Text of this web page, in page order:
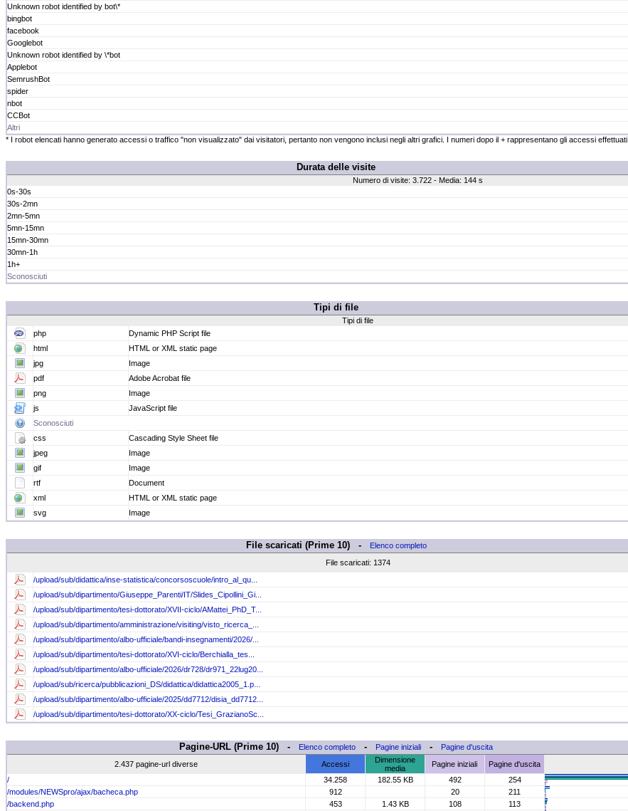
Unknown robot identified by bot\*
bingbot
facebook
Googlebot
Unknown robot identified by \*bot
Applebot
SemrushBot
spider
nbot
CCBot
Altri
* I robot elencati hanno generato accessi o traffico "non visualizzato" dai visitatori, pertanto non vengono inclusi negli altri grafici. I numeri dopo il + rappresentano gli accessi
Durata delle visite
Numero di visite: 3.722 - Media: 144 s
0s-30s
30s-2mn
2mn-5mn
5mn-15mn
15mn-30mn
30mn-1h
1h+
Sconosciuti
Tipi di file
Tipi di file
php
Dynamic PHP Script file
html
HTML or XML static page
jpg
Image
pdf
Adobe Acrobat file
png
Image
js
JavaScript file
Sconosciuti
css
Cascading Style Sheet file
jpeg
Image
gif
Image
rtf
Document
xml
HTML or XML static page
svg
Image
File scaricati (Prime 10) -
Elenco completo
File scaricati: 1374
/upload/sub/didattica/inse-statistica/concorsoscuole/intro_al_qu...
/upload/sub/dipartimento/Giuseppe_Parenti/IT/Slides_Cipollini_Gi...
/upload/sub/dipartimento/tesi-dottorato/XVII-ciclo/AMattei_PhD_T...
/upload/sub/dipartimento/amministrazione/visiting/visto_ricerca_...
/upload/sub/dipartimento/albo-ufficiale/bandi-insegnamenti/2026/...
/upload/sub/dipartimento/tesi-dottorato/XVI-ciclo/Berchialla_tes...
/upload/sub/dipartimento/albo-ufficiale/2026/dr728/dr971_22lug20...
/upload/sub/ricerca/pubblicazioni_DS/didattica/didattica2005_1.p...
/upload/sub/dipartimento/albo-ufficiale/2025/dd7712/disia_dd7712...
/upload/sub/dipartimento/tesi-dottorato/XX-ciclo/Tesi_GrazianoSc...
Pagine-URL (Prime 10) - Elenco completo - Pagine iniziali -
Pagine d'uscita
2.437 pagine-url diverse
Accessi
Dimensione
media
Pagine iniziali
Pagine d'uscita
/
34.258 182.55 KB 492
254
/modules/NEWSpro/ajax/bacheca.php
912 20
211
/backend.php
453 1.43 KB 108 113